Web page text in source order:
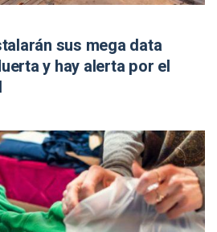
sus mega data
y hay alerta por el